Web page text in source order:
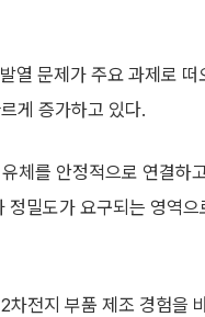
열 문제가 주요 과제로 떠
게 증가하고 있다.
체를 안정적으로 연결하
정밀도가 요구되는 영역
차전지 부품 제조 경험을